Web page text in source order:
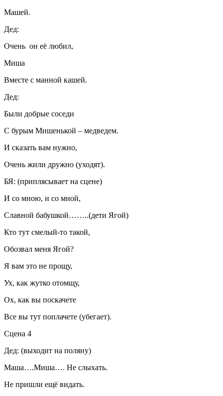
Машей.
Дед:
Очень он её любил,
Миша
Вместе с манной кашей.
Дед:
Были добрые соседи
С бурым Мишенькой – медведем.
И сказать вам нужно,
Очень жили дружно (уходят).
БЯ: (приплясывает на сцене)
И со мною, и со мной,
Славной бабушкой……..(дети Ягой)
Кто тут смелый-то такой,
Обозвал меня Ягой?
Я вам это не прощу,
Ух, как жутко отомщу,
Ох, как вы поскачете
Все вы тут поплачете (убегает).
Сцена 4
Дед: (выходит на поляну)
Маша….Миша…. Не слыхать.
Не пришли ещё видать.